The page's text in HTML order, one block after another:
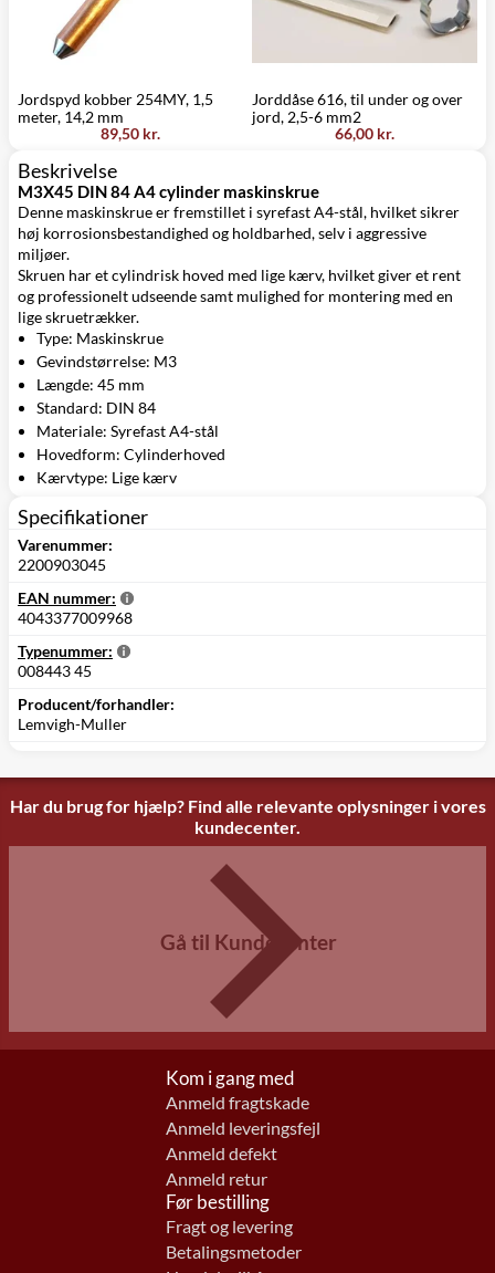
Jordspyd kobber 254MY, 1,5
meter, 14,2 mm
89,50 kr.
Jorddåse 616, til under og over
jord, 2,5-6 mm2
66,00 kr.
Beskrivelse
M3X45 DIN 84 A4 cylinder maskinskrue
Denne maskinskrue er fremstillet i syrefast A4-stål, hvilket sikrer
høj korrosionsbestandighed og holdbarhed, selv i aggressive
miljøer.
Skruen har et cylindrisk hoved med lige kærv, hvilket giver et rent
og professionelt udseende samt mulighed for montering med en
lige skruetrækker.
Type: Maskinskrue
Gevindstørrelse: M3
Længde: 45 mm
Standard: DIN 84
Materiale: Syrefast A4-stål
Hovedform: Cylinderhoved
Kærvtype: Lige kærv
Specifikationer
Varenummer:
2200903045
EAN nummer:
4043377009968
Typenummer:
008443 45
Producent/forhandler:
Lemvigh-Muller
Har du brug for hjælp? Find alle relevante oplysninger i vores
kundecenter.
Gå til Kundecenter
Kom i gang med
Anmeld fragtskade
Anmeld leveringsfejl
Anmeld defekt
Anmeld retur
Før bestilling
Fragt og levering
Betalingsmetoder